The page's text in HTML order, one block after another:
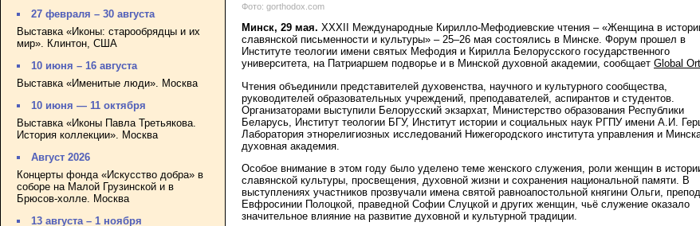
27 февраля – 30 августа
Выставка «Иконы: старообрядцы и их
мир». Клинтон, США
10 июня – 16 августа
Выставка «Именитые люди». Москва
10 июня — 11 октября
Выставка «Иконы Павла Третьякова.
История коллекции». Москва
Август 2026
Концерты фонда «Искусство добра» в
соборе на Малой Грузинской и в
Брюсов-холле. Москва
13 августа – 1 ноября
Фото: gorthodox.com
Минск, 29 мая. XXXII Международные Кирилло-Мефодиевские чтения – «Женщина в
славянской письменности и культуры» – 25–26 мая состоялись в Минске. Форум прошел в
Институте теологии имени святых Мефодия и Кирилла Белорусского государственного
университета, на Патриаршем подворье и в Минской духовной академии, сообщает Global
Чтения объединили представителей духовенства, научного и культурного сообщества,
руководителей образовательных учреждений, преподавателей, аспирантов и студентов.
Организаторами выступили Белорусский экзархат, Министерство образования Республики
Беларусь, Институт теологии БГУ, Институт истории и социальных наук РГПУ имени А.И.
Лаборатория этнорелигиозных исследований Нижегородского института управления и
духовная академия.
Особое внимание в этом году было уделено теме женского служения, роли женщин в
славянской культуры, просвещения, духовной жизни и сохранения национальной памяти. В
выступлениях участников прозвучали имена святой равноапостольной княгини Ольги,
Евфросинии Полоцкой, праведной Софии Слуцкой и других женщин, чьё служение оказало
значительное влияние на развитие духовной и культурной традиции.